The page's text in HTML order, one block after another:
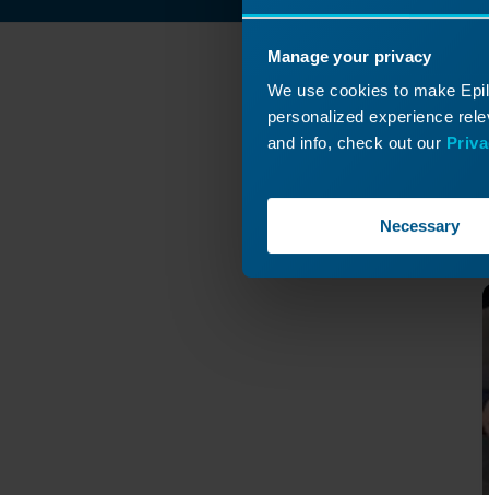
Manage your privacy
We use cookies to make
personalized experience
and info, check out our
Necessary